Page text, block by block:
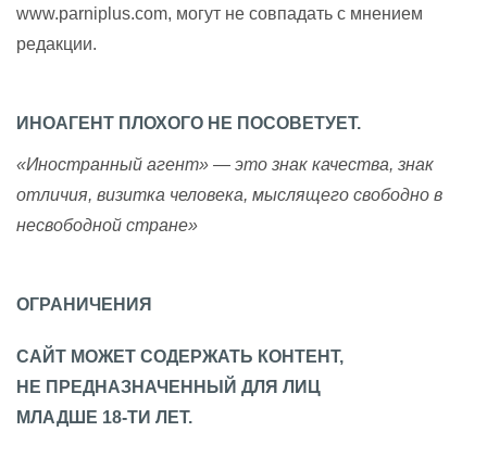
www.parniplus.com, могут не совпадать с мнением
редакции.
ИНОАГЕНТ ПЛОХОГО НЕ ПОСОВЕТУЕТ.
«Иностранный агент» — это знак качества, знак
отличия, визитка человека, мыслящего свободно в
несвободной стране»
ОГРАНИЧЕНИЯ
САЙТ МОЖЕТ СОДЕРЖАТЬ КОНТЕНТ,
НЕ ПРЕДНАЗНАЧЕННЫЙ ДЛЯ ЛИЦ
МЛАДШЕ 18-ТИ ЛЕТ.